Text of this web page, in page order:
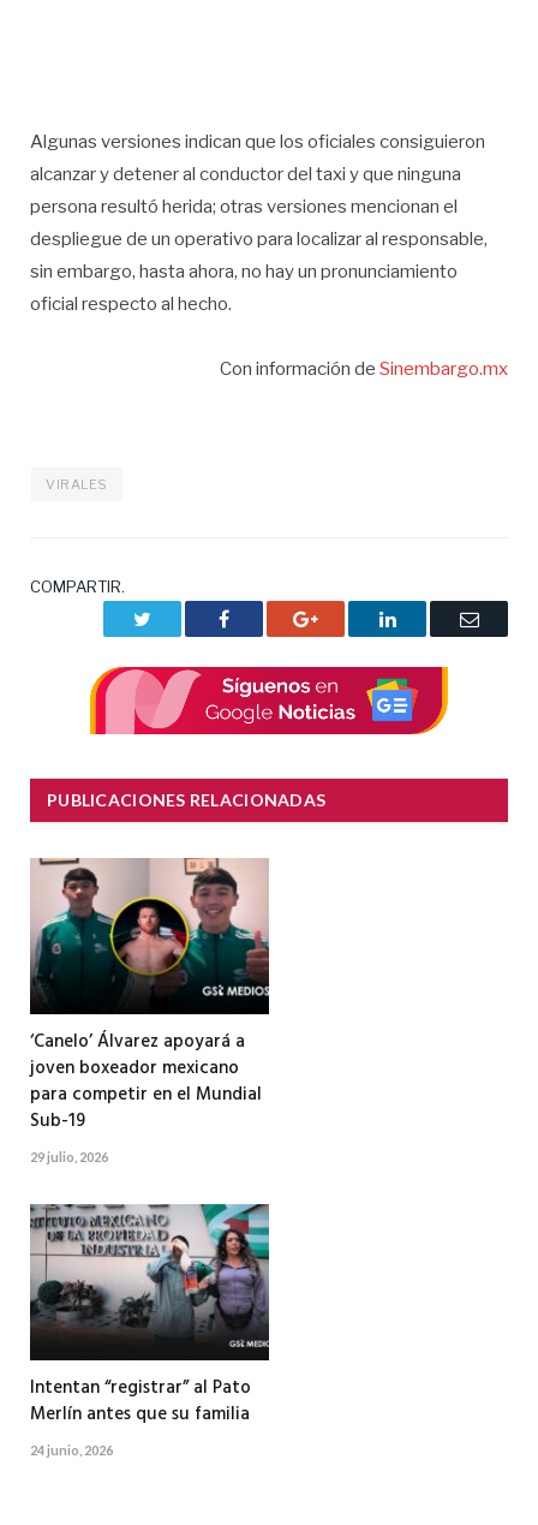
Algunas versiones indican que los oficiales consiguieron
alcanzar y detener al conductor del taxi y que ninguna
persona resultó herida; otras versiones mencionan el
despliegue de un operativo para localizar al responsable,
sin embargo, hasta ahora, no hay un pronunciamiento
oficial respecto al hecho.
Con información de Sinembargo.mx
VIRALES
COMPARTIR.
Facebook Google+ LinkedIn
Correo
PUBLICACIONES RELACIONADAS
‘Canelo’ Álvarez apoyará a
joven boxeador mexicano
para competir en el Mundial
Sub-19
29 julio, 2026
Intentan “registrar” al Pato
Merlín antes que su familia
24 junio, 2026